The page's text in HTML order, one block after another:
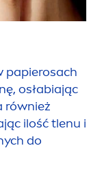
papierosach
osłabiając
również
ilość tlenu i
do